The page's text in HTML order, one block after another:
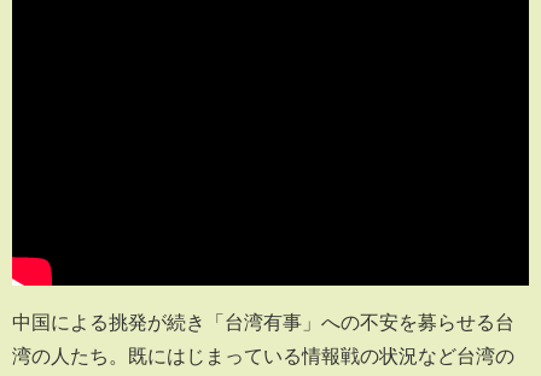
中国による挑発が続き「台湾有事」への不安を募らせる台
湾の人たち。既にはじまっている情報戦の状況など台湾の